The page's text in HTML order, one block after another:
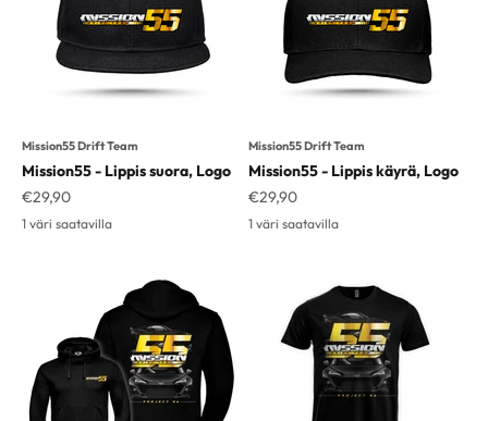
Mission55 Drift Team
Mission55 - Lippis suora, Logo
Alennushinta
€29,90
1 väri saatavilla
Mission55 Drift Team
Mission55 - Lippis käyrä, Logo
Alennushinta
€29,90
1 väri saatavilla